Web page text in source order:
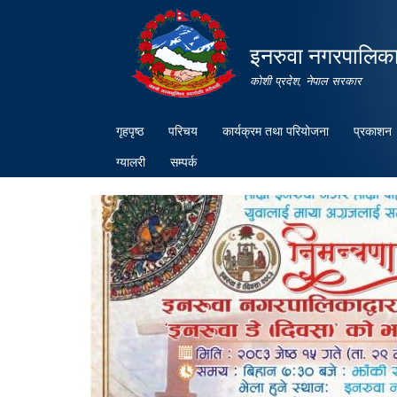
इनरुवा
कोशी प्रदेश, नेपाल सरकार
गृहपृष्ठ परिचय कार्यक्रम तथा परियोजना प्रकाशन
ग्यालरी
सम्पर्क